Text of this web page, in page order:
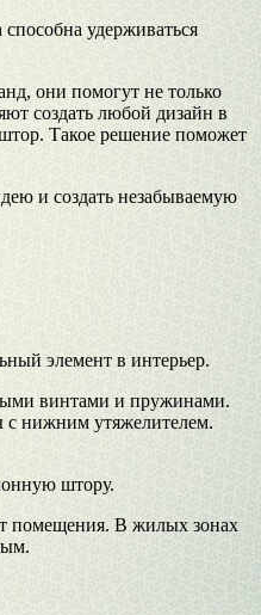
удерживаться
они помогут не только
создать любой дизайн в
Такое решение поможет
и создать незабываемую
элемент в интерьер.
винтами и пружинами.
с нижним утяжелителем.
штору.
помещения. В жилых зонах